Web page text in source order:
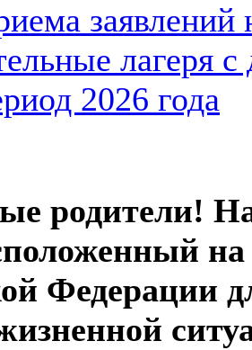
заявлений
лагеря
2026 года
родители!
на
Федерации